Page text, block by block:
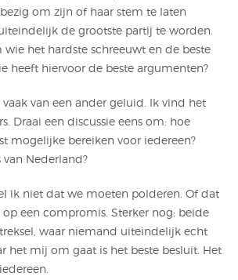
om zijn of haar stem te laten
de grootste partij te worden.
wie het hardste schreeuwt en de beste
heeft hiervoor de beste argumenten?
van een ander geluid. Ik vind het
Draai een discussie eens om: hoe
mogelijke bereiken voor iedereen?
Nederland?
ik niet dat we moeten polderen. Of dat
een compromis. Sterker nog: beide
waar niemand uiteindelijk echt
het mij om gaat is het beste besluit. Het